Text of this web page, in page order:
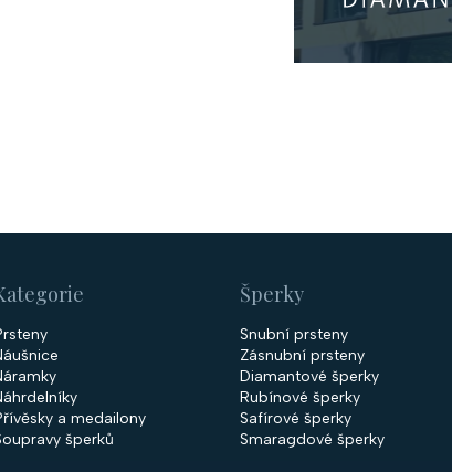
a medailony
šperků
Šperky
Snubní prsteny
Zásnubní prsteny
Diamantové šperky
Rubínové šperky
Safírové šperky
Smaragdové šperky